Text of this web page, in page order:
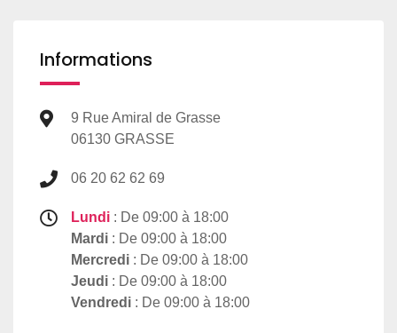
Informations
9 Rue Amiral de Grasse
06130 GRASSE
06 20 62 62 69
Lundi : De 09:00 à 18:00
Mardi : De 09:00 à 18:00
Mercredi : De 09:00 à 18:00
Jeudi : De 09:00 à 18:00
Vendredi : De 09:00 à 18:00